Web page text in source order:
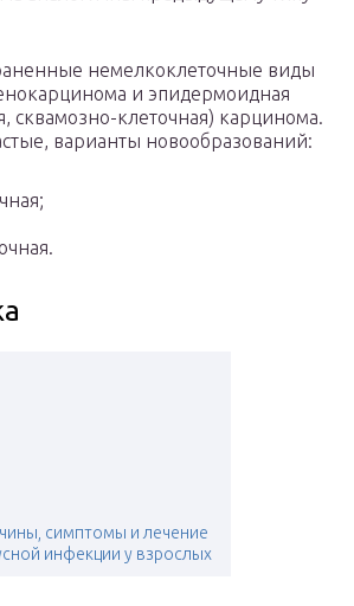
немелкоклеточные виды
и эпидермоидная
сквамозно-клеточная) карцинома.
варианты новообразований:
симптомы и лечение
инфекции у взрослых